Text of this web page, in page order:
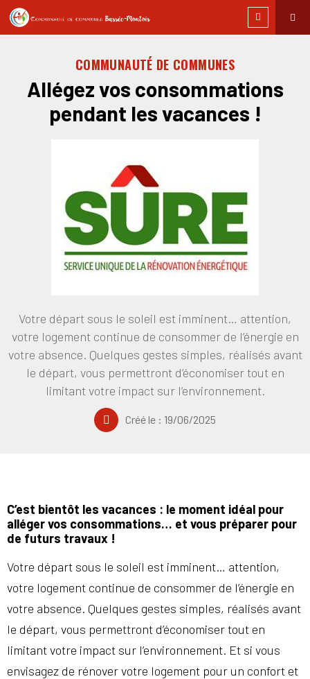
COMMUNAUTÉ DE COMMUNES
Allégez vos consommations
pendant les vacances !
Votre départ sous le soleil est imminent… attention,
votre logement continue de consommer de l’énergie en
votre absence. Quelques gestes simples, réalisés avant
le départ, vous permettront d’économiser tout en
limitant votre impact sur l’environnement.
Créé le : 19/06/2025
C’est bientôt les vacances : le moment idéal pour
alléger vos consommations… et vous préparer pour
de futurs travaux !
Votre départ sous le soleil est imminent… attention,
votre logement continue de consommer de l’énergie en
votre absence. Quelques gestes simples, réalisés avant
le départ, vous permettront d’économiser tout en
limitant votre impact sur l’environnement. Et si vous
envisagez de rénover votre logement pour un confort et